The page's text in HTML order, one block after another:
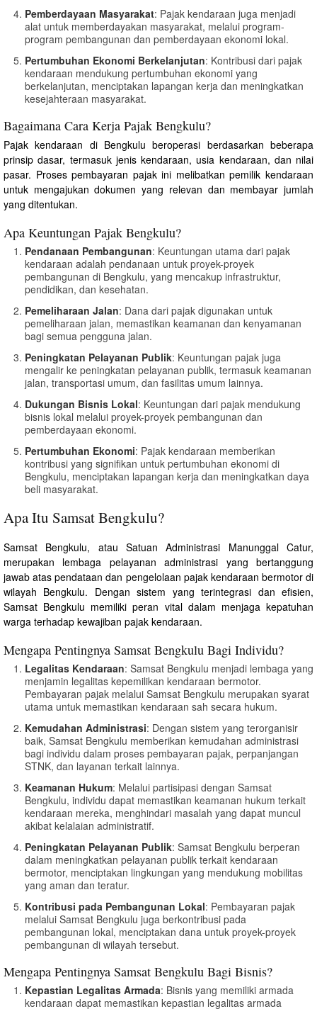
Pemberdayaan Masyarakat: Pajak kendaraan juga menjadi
alat untuk memberdayakan masyarakat, melalui program-
program pembangunan dan pemberdayaan ekonomi lokal.
Pertumbuhan Ekonomi Berkelanjutan: Kontribusi dari pajak
kendaraan mendukung pertumbuhan ekonomi yang
berkelanjutan, menciptakan lapangan kerja dan meningkatkan
kesejahteraan masyarakat.
Bagaimana Cara Kerja Pajak Bengkulu?
Pajak kendaraan di Bengkulu beroperasi berdasarkan beberapa
prinsip dasar, termasuk jenis kendaraan, usia kendaraan, dan nilai
pasar. Proses pembayaran pajak ini melibatkan pemilik kendaraan
untuk mengajukan dokumen yang relevan dan membayar jumlah
yang ditentukan.
Apa Keuntungan Pajak Bengkulu?
Pendanaan Pembangunan: Keuntungan utama dari pajak
kendaraan adalah pendanaan untuk proyek-proyek
pembangunan di Bengkulu, yang mencakup infrastruktur,
pendidikan, dan kesehatan.
Pemeliharaan Jalan: Dana dari pajak digunakan untuk
pemeliharaan jalan, memastikan keamanan dan kenyamanan
bagi semua pengguna jalan.
Peningkatan Pelayanan Publik: Keuntungan pajak juga
mengalir ke peningkatan pelayanan publik, termasuk keamanan
jalan, transportasi umum, dan fasilitas umum lainnya.
Dukungan Bisnis Lokal: Keuntungan dari pajak mendukung
bisnis lokal melalui proyek-proyek pembangunan dan
pemberdayaan ekonomi.
Pertumbuhan Ekonomi: Pajak kendaraan memberikan
kontribusi yang signifikan untuk pertumbuhan ekonomi di
Bengkulu, menciptakan lapangan kerja dan meningkatkan daya
beli masyarakat.
Apa Itu Samsat Bengkulu?
Samsat Bengkulu, atau Satuan Administrasi Manunggal Catur,
merupakan lembaga pelayanan administrasi yang bertanggung
jawab atas pendataan dan pengelolaan pajak kendaraan bermotor di
wilayah Bengkulu. Dengan sistem yang terintegrasi dan efisien,
Samsat Bengkulu memiliki peran vital dalam menjaga kepatuhan
warga terhadap kewajiban pajak kendaraan.
Mengapa Pentingnya Samsat Bengkulu Bagi Individu?
Legalitas Kendaraan: Samsat Bengkulu menjadi lembaga yang
menjamin legalitas kepemilikan kendaraan bermotor.
Pembayaran pajak melalui Samsat Bengkulu merupakan syarat
utama untuk memastikan kendaraan sah secara hukum.
Kemudahan Administrasi: Dengan sistem yang terorganisir
baik, Samsat Bengkulu memberikan kemudahan administrasi
bagi individu dalam proses pembayaran pajak, perpanjangan
STNK, dan layanan terkait lainnya.
Keamanan Hukum: Melalui partisipasi dengan Samsat
Bengkulu, individu dapat memastikan keamanan hukum terkait
kendaraan mereka, menghindari masalah yang dapat muncul
akibat kelalaian administratif.
Peningkatan Pelayanan Publik: Samsat Bengkulu berperan
dalam meningkatkan pelayanan publik terkait kendaraan
bermotor, menciptakan lingkungan yang mendukung mobilitas
yang aman dan teratur.
Kontribusi pada Pembangunan Lokal: Pembayaran pajak
melalui Samsat Bengkulu juga berkontribusi pada
pembangunan lokal, menciptakan dana untuk proyek-proyek
pembangunan di wilayah tersebut.
Mengapa Pentingnya Samsat Bengkulu Bagi Bisnis?
Kepastian Legalitas Armada: Bisnis yang memiliki armada
kendaraan dapat memastikan kepastian legalitas armada